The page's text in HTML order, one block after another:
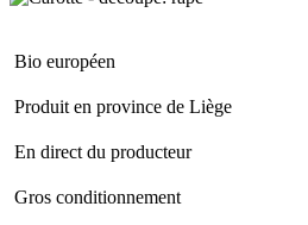
Bio européen
Produit en province de Liège
En direct du producteur
Gros conditionnement